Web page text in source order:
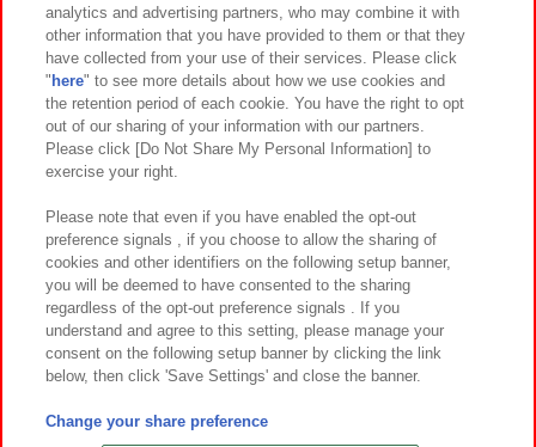
関連会社 サステナビリティ サイトポリシー
プライバシーポリシー ウェブアクセシビリティ方針と検証結果
お取引先さまとともに
カスタマーハラスメント対応方針 よくあるご質問・お問い合わせ
©Bandai Namco Amusement Inc.
©Bandai Namco Amusement Lab Inc.
analytics and advertising partners, who may combine it with
other information that you have provided to them or that they
have collected from your use of their services. Please click
" here" to see more details about how we use cookies and
the retention period of each cookie. You have the right to opt
out of our sharing of your information with our partners.
Please click [Do Not Share My Personal Information] to
exercise your right.
Please note that even if you have enabled the opt-out
preference signals , if you choose to allow the sharing of
cookies and other identifiers on the following setup banner,
you will be deemed to have consented to the sharing
regardless of the opt-out preference signals . If you
understand and agree to this setting, please manage your
consent on the following setup banner by clicking the link
below, then click 'Save Settings' and close the banner.
Change your share preference